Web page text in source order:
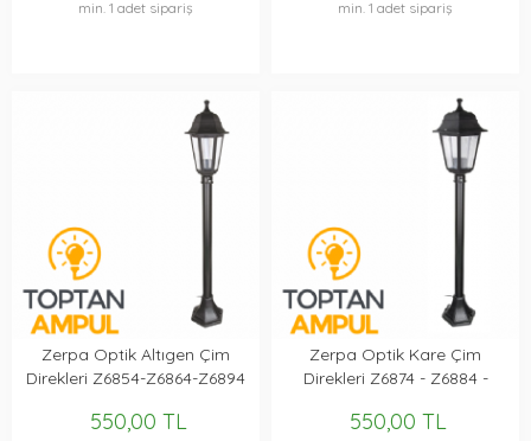
min. 1 adet sipariş min. 1 adet sipariş
Zerpa Optik Altıgen Çim
Direkleri Z6854-Z6864-Z6894
550,00 TL
Zerpa Optik Kare Çim
Direkleri Z6874 - Z6884 -
550,00 TL